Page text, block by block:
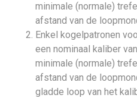
minimale (normale)
afstand van de
Enkel kogelpatronen
een nominaal kaliber
minimale (normale)
afstand van de
gladde loop van het